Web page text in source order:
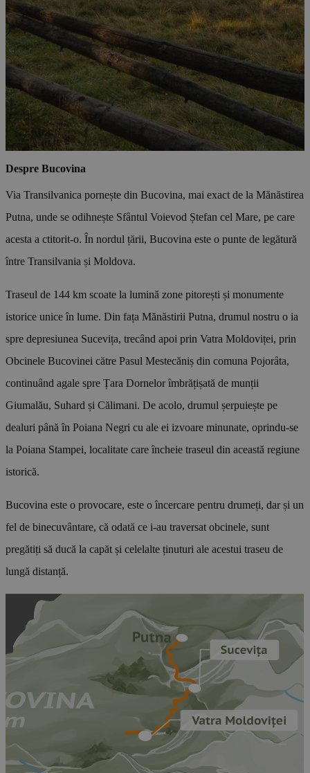
Despre Bucovina
Via Transilvanica pornește din Bucovina, mai exact de la Mănăstirea
Putna, unde se odihnește Sfântul Voievod Ștefan cel Mare, pe care
acesta a ctitorit‑o. În nordul țării, Bucovina este o punte de legătură
între Transilvania și Moldova.
Traseul de 144 km scoate la lumină zone pitorești și monumente
istorice unice în lume. Din fața Mănăstirii Putna, drumul nostru o ia
spre depresiunea Sucevița, trecând apoi prin Vatra Moldoviței, prin
Obcinele Bucovinei către Pasul Mestecăniș din comuna Pojorâta,
continuând agale spre Țara Dornelor îmbrățișată de munții
Giumalău, Suhard și Călimani. De acolo, drumul șerpuiește pe
dealuri până în Poiana Negri cu ale ei izvoare minunate, oprindu‑se
la Poiana Stampei, localitate care încheie traseul din această regiune
istorică.
Bucovina este o provocare, este o încercare pentru drumeți, dar și un
fel de binecuvântare, că odată ce i-au traversat obcinele, sunt
pregătiți să ducă la capăt și celelalte ținuturi ale acestui traseu de
lungă distanță.